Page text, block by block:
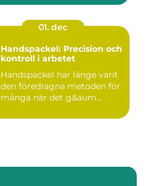
01. dec
Handspackel: Precision och
kontroll i arbetet
Handspackel har länge varit
den föredragna metoden för
många när det g&aum...